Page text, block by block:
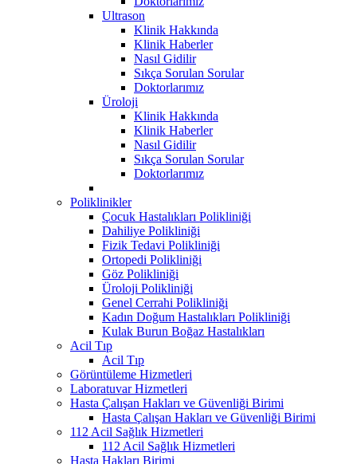
Ultrason
Klinik Hakkında
Klinik Haberler
Nasıl Gidilir
Sıkça Sorulan Sorular
Doktorlarımız
Üroloji
Klinik Hakkında
Klinik Haberler
Nasıl Gidilir
Sıkça Sorulan Sorular
Doktorlarımız
Poliklinikler
Çocuk Hastalıkları Polikliniği
Dahiliye Polikliniği
Fizik Tedavi Polikliniği
Ortopedi Polikliniği
Göz Polikliniği
Üroloji Polikliniği
Genel Cerrahi Polikliniği
Kadın Doğum Hastalıkları Polikliniği
Kulak Burun Boğaz Hastalıkları
Acil Tıp
Acil Tıp
Görüntüleme Hizmetleri
Laboratuvar Hizmetleri
Hasta Çalışan Hakları ve Güvenliği Birimi
Hasta Çalışan Hakları ve Güvenliği Birimi
112 Acil Sağlık Hizmetleri
112 Acil Sağlık Hizmetleri
Hasta Hakları Birimi